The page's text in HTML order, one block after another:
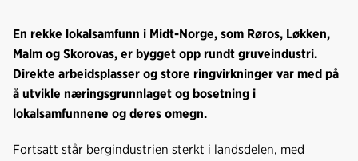
e
b
o
k
e
d
o
s
t
En rekke lokalsamfunn i Midt-Norge, som Røros, Løkken,
Malm og Skorovas, er bygget opp rundt gruveindustri.
Direkte arbeidsplasser og store ringvirkninger var med på
å utvikle næringsgrunnlaget og bosetning i
lokalsamfunnene og deres omegn.
Fortsatt står bergindustrien sterkt i landsdelen, med